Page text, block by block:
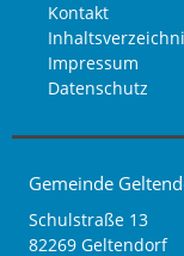
Kontakt
Impressum
Datenschutz
Gemeinde
Schulstraße 13
82269 Geltendorf